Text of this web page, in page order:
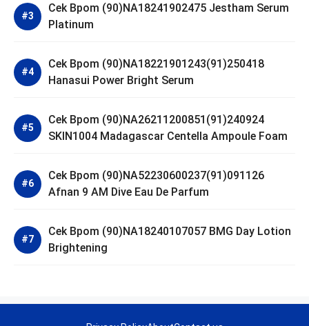
Cek Bpom (90)NA18241902475 Jestham Serum
Platinum
Cek Bpom (90)NA18221901243(91)250418
Hanasui Power Bright Serum
Cek Bpom (90)NA26211200851(91)240924
SKIN1004 Madagascar Centella Ampoule Foam
Cek Bpom (90)NA52230600237(91)091126
Afnan 9 AM Dive Eau De Parfum
Cek Bpom (90)NA18240107057 BMG Day Lotion
Brightening